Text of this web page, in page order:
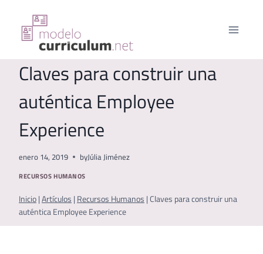
contenido
Claves para construir una
auténtica Employee
Experience
enero 14, 2019 byJúlia Jiménez
RECURSOS HUMANOS
Inicio | Artículos | Recursos Humanos | Claves para construir una
auténtica Employee Experience